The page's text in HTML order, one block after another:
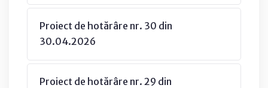
Proiect de hotărâre nr. 30 din
30.04.2026
Proiect de hotărâre nr. 29 din